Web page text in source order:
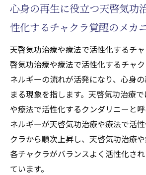
心身の再生に役立つ天啓気功
性化するチャクラ覚醒のメカ
天啓気功治療や療法で活性化するチ
啓気功治療や療法で活性化するチャ
ネルギーの流れが活発になり、心身
まる現象を指します。天啓気功治療
や療法で活性化するクンダリニーと
ネルギーが天啓気功治療や療法で活
クラから順次上昇し、天啓気功治療
各チャクラがバランスよく活性化さ
ています。